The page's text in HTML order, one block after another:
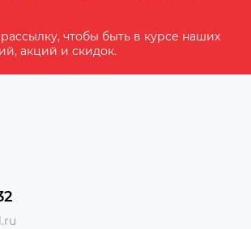
чтобы быть в курсе наших
акций и скидок.